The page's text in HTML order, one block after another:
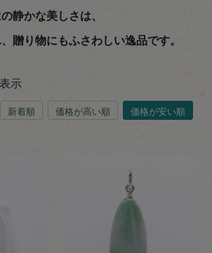
静かな美しさは、
贈り物にもふさわしい逸品です。
新着順 価格が高い順 価格が安い順
示